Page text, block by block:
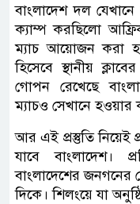
বাংলাদেশ দল
ক্যাম্প করছিলো
ম্যাচ আয়োজন করা
হিসেবে স্থানীয়
গোপন রেখেছে
ম্যাচও সেখানে হওয়ার
আর এই প্রস্তুতি নিয়েই
যাবে বাংলাদেশ।
বাংলাদেশের জনগনের
দিকে। শিলংয়ে যা